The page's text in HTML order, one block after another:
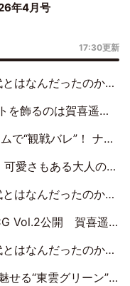
年4月号
17:30更新
言ったら、夢眠ねむさんに『てめえはでんぱ組．incなんだよ！』って肩パンされて(笑)」
5年分大人になった私を見ていただけたら」
アイドル」は元VENUSスクール生で杉内コーチ推し⁉
さもある大人の女性に
辞めるというのを信じてなくて。そう言われてはいたけど、嘘でしょって」
村真佑が『京まふ』ステージに登壇
からオファーが来たのと、梨の皮剥きとどっちが大事なんだって」
“東雲グリーン”の正体